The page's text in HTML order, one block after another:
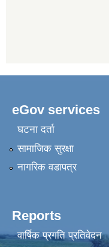
eGov services
घटना दर्ता
सामाजिक सुरक्षा
नागरिक वडापत्र
Reports
वार्षिक प्रगति प्रतिवेदन